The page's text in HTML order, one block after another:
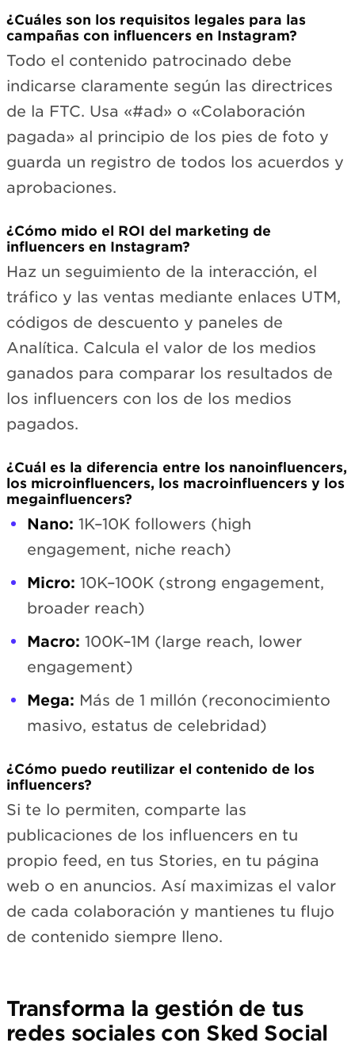
¿Cuáles son los requisitos legales para las
campañas con influencers en Instagram?
Todo el contenido patrocinado debe
indicarse claramente según las directrices
de la FTC. Usa «#ad» o «Colaboración
pagada» al principio de los pies de foto y
guarda un registro de todos los acuerdos y
aprobaciones.
¿Cómo mido el ROI del marketing de
influencers en Instagram?
Haz un seguimiento de la interacción, el
tráfico y las ventas mediante enlaces UTM,
códigos de descuento y paneles de
Analítica. Calcula el valor de los medios
ganados para comparar los resultados de
los influencers con los de los medios
pagados.
¿Cuál es la diferencia entre los nanoinfluencers,
los microinfluencers, los macroinfluencers y los
megainfluencers?
Nano: 1K–10K followers (high
engagement, niche reach)
Micro: 10K–100K (strong engagement,
broader reach)
Macro: 100K–1M (large reach, lower
engagement)
Mega: Más de 1 millón (reconocimiento
masivo, estatus de celebridad)
¿Cómo puedo reutilizar el contenido de los
influencers?
Si te lo permiten, comparte las
publicaciones de los influencers en tu
propio feed, en tus Stories, en tu página
web o en anuncios. Así maximizas el valor
de cada colaboración y mantienes tu flujo
de contenido siempre lleno.
Transforma la gestión de tus
redes sociales con Sked Social